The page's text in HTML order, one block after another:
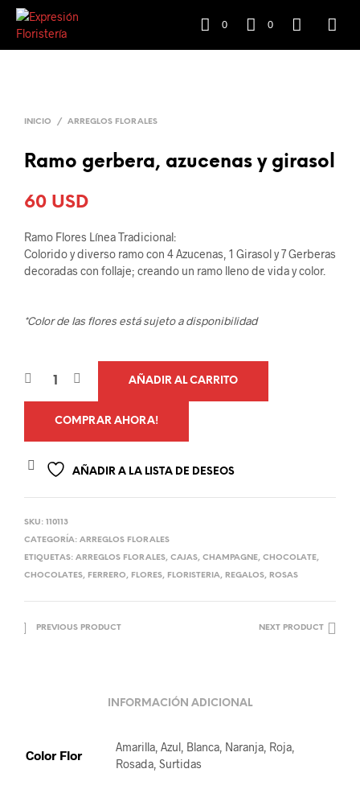
0 0
INICIO / ARREGLOS FLORALES
Ramo gerbera, azucenas y girasol
60 USD
Ramo Flores Línea Tradicional:
Colorido y diverso ramo con 4 Azucenas, 1 Girasol y 7 Gerberas
decoradas con follaje; creando un ramo lleno de vida y color.
*Color de las flores está sujeto a disponibilidad
AÑADIR AL CARRITO
COMPRAR AHORA!
AÑADIR A LA LISTA DE DESEOS
SKU: 110113
CATEGORÍA: ARREGLOS FLORALES
ETIQUETAS: ARREGLOS FLORALES, CAJAS, CHAMPAGNE, CHOCOLATE,
CHOCOLATES, FERRERO, FLORES, FLORISTERIA, REGALOS, ROSAS
PREVIOUS PRODUCT NEXT PRODUCT
INFORMACIÓN ADICIONAL
Color Flor
Amarilla, Azul, Blanca, Naranja, Roja,
Rosada, Surtidas